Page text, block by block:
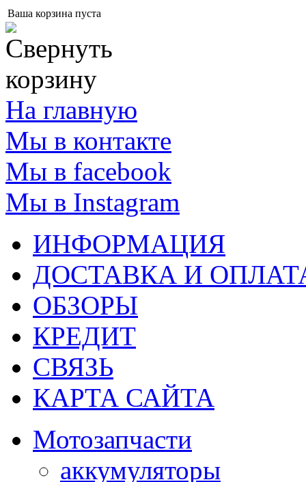
Ваша корзина пуста
На главную
Мы в контакте
Мы в facebook
Мы в Instagram
ИНФОРМАЦИЯ
ДОСТАВКА И
ОБЗОРЫ
КРЕДИТ
СВЯЗЬ
КАРТА САЙТА
Мотозапчасти
аккумуляторы